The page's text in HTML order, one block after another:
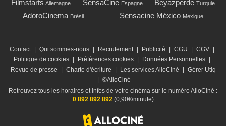
Filmstarts Allemagne SensaCine Espagne Beyazperde Turquie
AdoroCinema Brésil Sensacine México Mexique
Contact | Qui sommes-nous | Recrutement | Publicité | CGU | CGV |
Politique de cookies | Préférences cookies | Données Personnelles |
Revue de presse
| Charte d'écriture | Les services AlloCiné | Gérer Utiq
| ©AlloCiné
Retrouvez tous les horaires et infos de votre cinéma sur le numéro AlloCiné :
0 892 892 892 (0,90€/minute)